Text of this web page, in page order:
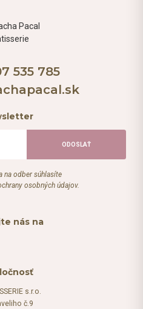
535 785
na odber súhlasíte
osobných údajov.
nás na
s.r.o.
č.9